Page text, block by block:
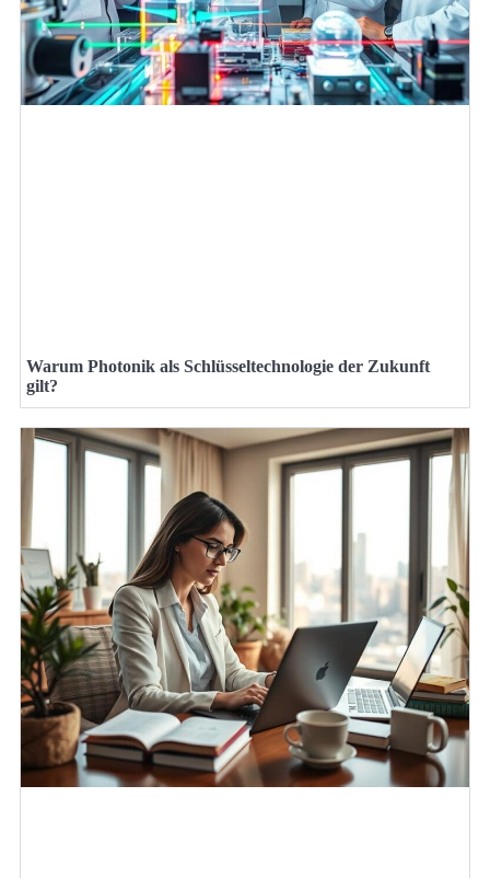
Warum Photonik als Schlüsseltechnologie der Zukunft
gilt?